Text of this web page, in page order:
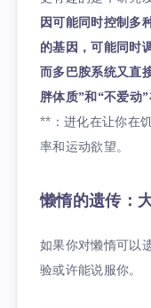
因可能同时控制多
的基因，可能同时
而多巴胺系统又直
胖体质”和“不爱动
**：进化在让你在
率和运动欲望。
懒惰的遗传：
如果你对懒惰可以
验或许能说服你。